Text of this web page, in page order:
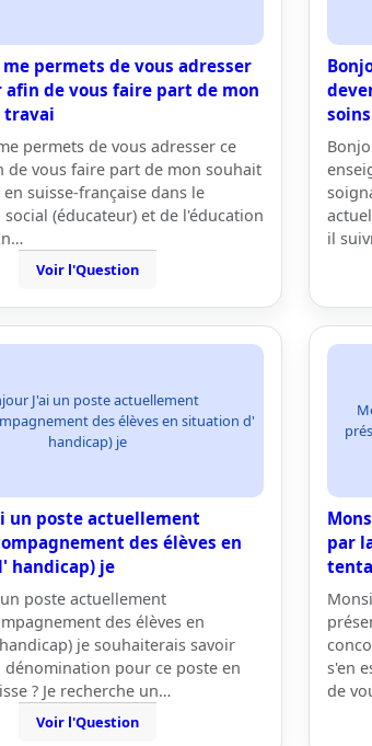
me permets de vous adresser
afin de vous faire part de mon
travai
permets de vous adresser ce
de vous faire part de mon souhait
suisse-française dans le
(éducateur) et de l'éducation
Voir l'Question
il
J'ai un poste actuellement
des élèves en situation d'
handicap) je
un poste actuellement
des élèves en
handicap) je
poste actuellement
des élèves en
je souhaiterais savoir
dénomination pour ce poste en
? Je recherche un…
Voir l'Question
par
s'en
de